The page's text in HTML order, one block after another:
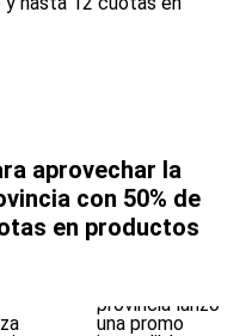
aprovechar la
con 50% de
en productos